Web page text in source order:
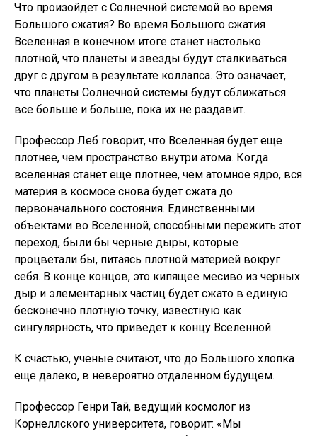
Что произойдет с Солнечной системой во время
Большого сжатия? Во время Большого сжатия
Вселенная в конечном итоге станет настолько
плотной, что планеты и звезды будут сталкиваться
друг с другом в результате коллапса. Это означает,
что планеты Солнечной системы будут сближаться
все больше и больше, пока их не раздавит.
Профессор Леб говорит, что Вселенная будет еще
плотнее, чем пространство внутри атома. Когда
вселенная станет еще плотнее, чем атомное ядро, вся
материя в космосе снова будет сжата до
первоначального состояния. Единственными
объектами во Вселенной, способными пережить этот
переход, были бы черные дыры, которые
процветали бы, питаясь плотной материей вокруг
себя. В конце концов, это кипящее месиво из черных
дыр и элементарных частиц будет сжато в единую
бесконечно плотную точку, известную как
сингулярность, что приведет к концу Вселенной.
К счастью, ученые считают, что до Большого хлопка
еще далеко, в невероятно отдаленном будущем.
Профессор Генри Тай, ведущий космолог из
Корнеллского университета, говорит: «Мы